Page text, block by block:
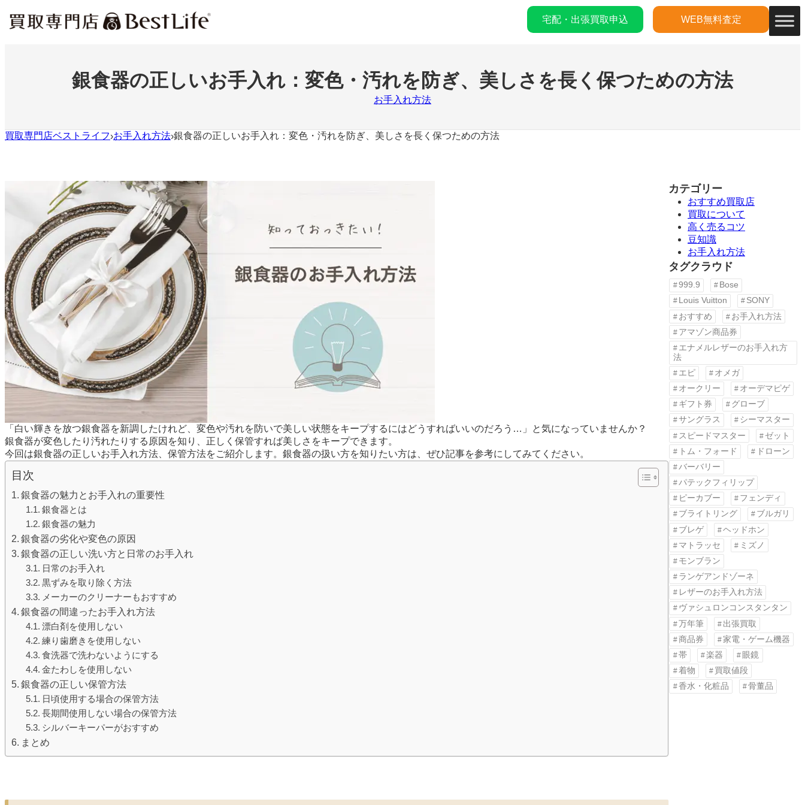
容
宅配・出張買取申込 WEB無料査定
銀食器の正しいお手入れ：変色・汚れを防ぎ、美しさを長く保つための方法
お手入れ方法
買取専門店ベストライフ›お手入れ方法›銀食器の正しいお手入れ：変色・汚れを防ぎ、美しさを長く保つための方法
「白い輝きを放つ銀食器を新調したけれど、変色や汚れを防いで美しい状態をキープするにはどうすればいいのだろう…」と気になっていませんか？
銀食器が変色したり汚れたりする原因を知り、正しく保管すれば美しさをキープできます。
今回は銀食器の正しいお手入れ方法、保管方法をご紹介します。銀食器の扱い方を知りたい方は、ぜひ記事を参考にしてみてください。
目次
銀食器の魅力とお手入れの重要性
銀食器とは
銀食器の魅力
銀食器の劣化や変色の原因
銀食器の正しい洗い方と日常のお手入れ
日常のお手入れ
黒ずみを取り除く方法
メーカーのクリーナーもおすすめ
銀食器の間違ったお手入れ方法
漂白剤を使用しない
練り歯磨きを使用しない
食洗器で洗わないようにする
金たわしを使用しない
銀食器の正しい保管方法
日頃使用する場合の保管方法
長期間使用しない場合の保管方法
シルバーキーパーがおすすめ
まとめ
カテゴリー
おすすめ買取店
買取について
高く売るコツ
豆知識
お手入れ方法
タグクラウド
999.9
Bose
Louis Vuitton
SONY
おすすめ
お手入れ方法
アマゾン商品券
エナメルレザーのお手入れ方
法
エピ
オメガ
オークリー
オーデマピゲ
ギフト券
グローブ
サングラス
シーマスター
スピードマスター
ゼット
トム・フォード
ドローン
バーバリー
パテックフィリップ
ピーカブー
フェンディ
ブライトリング
ブルガリ
ブレゲ
ヘッドホン
マトラッセ
ミズノ
モンブラン
ランゲアンドゾーネ
レザーのお手入れ方法
ヴァシュロンコンスタンタン
万年筆
出張買取
商品券
家電・ゲーム機器
帯
楽器
眼鏡
着物
買取値段
香水・化粧品
骨董品